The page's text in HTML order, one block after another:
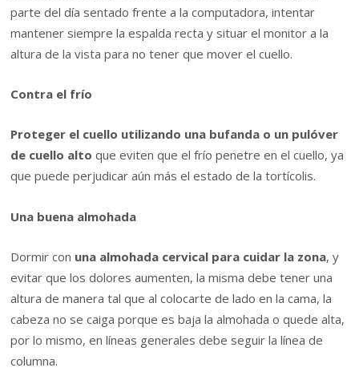
parte del día sentado frente a la computadora, intentar
mantener siempre la espalda recta y situar el monitor a la
altura de la vista para no tener que mover el cuello.
Contra el frío
Proteger el cuello utilizando una bufanda o un pulóver
de cuello alto que eviten que el frío penetre en el cuello, ya
que puede perjudicar aún más el estado de la tortícolis.
Una buena almohada
Dormir con una almohada cervical para cuidar la zona, y
evitar que los dolores aumenten, la misma debe tener una
altura de manera tal que al colocarte de lado en la cama, la
cabeza no se caiga porque es baja la almohada o quede alta,
por lo mismo, en líneas generales debe seguir la línea de
columna.